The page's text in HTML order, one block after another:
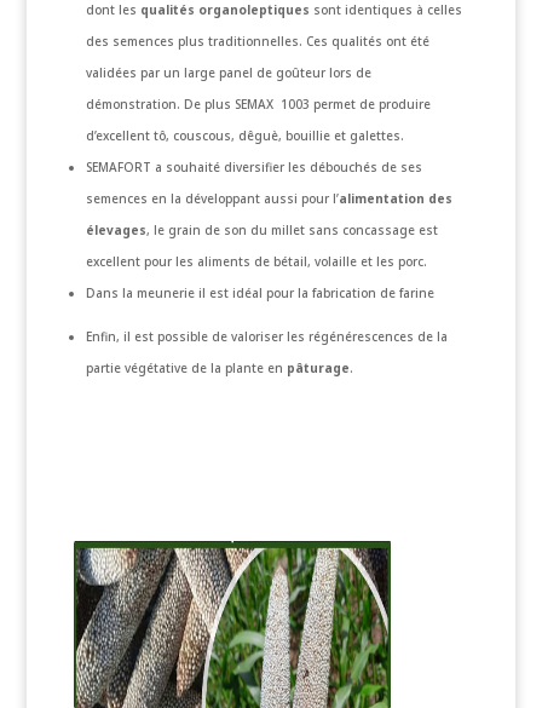
dont les qualités organoleptiques sont identiques à celles
des semences plus traditionnelles. Ces qualités ont été
validées par un large panel de goûteur lors de
démonstration. De plus SEMAX 1003 permet de produire
d’excellent tô, couscous, dêguè, bouillie et galettes.
SEMAFORT a souhaité diversifier les débouchés de ses
semences en la développant aussi pour l’alimentation des
élevages, le grain de son du millet sans concassage est
excellent pour les aliments de bétail, volaille et les porc.
Dans la meunerie il est idéal pour la fabrication de farine
Enfin, il est possible de valoriser les régénérescences de la
partie végétative de la plante en pâturage.